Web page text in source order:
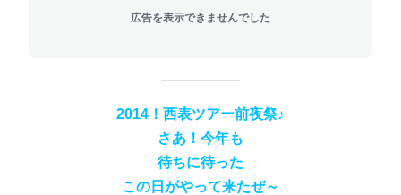
広告を表示できませんでした
2014！西表ツアー前夜祭♪
さあ！今年も
待ちに待った
この日がやって来たぜ～